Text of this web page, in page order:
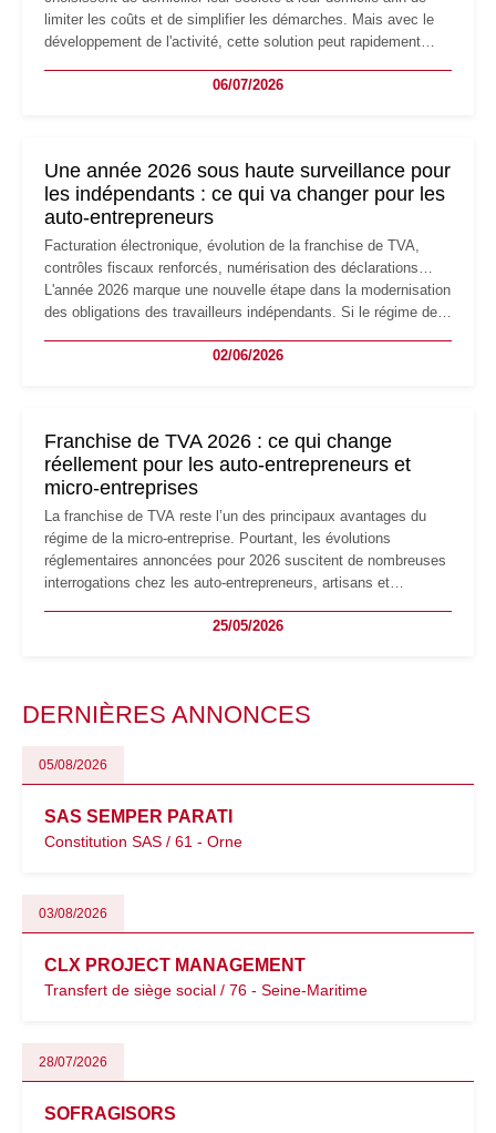
limiter les coûts et de simplifier les démarches. Mais avec le
développement de l'activité, cette solution peut rapidement
professionnels, recrutement, image de marque… Le
06/07/2026
Une année 2026 sous haute surveillance pour
les indépendants : ce qui va changer pour les
auto-entrepreneurs
Facturation électronique, évolution de la franchise de TVA,
contrôles fiscaux renforcés, numérisation des déclarations…
L'année 2026 marque une nouvelle étape dans la modernisation
des obligations des travailleurs indépendants. Si le régime de
les auto-entrepreneurs devront s'adapter à un environnement
02/06/2026
Franchise de TVA 2026 : ce qui change
réellement pour les auto-entrepreneurs et
micro-entreprises
La franchise de TVA reste l’un des principaux avantages du
régime de la micro-entreprise. Pourtant, les évolutions
réglementaires annoncées pour 2026 suscitent de nombreuses
interrogations chez les auto-entrepreneurs, artisans et
facturation ou risque de bascule vers la TVA : les règles
25/05/2026
DERNIÈRES ANNONCES
05/08/2026
SAS SEMPER PARATI
Constitution SAS / 61 - Orne
03/08/2026
CLX PROJECT MANAGEMENT
Transfert de siège social / 76 - Seine-Maritime
28/07/2026
SOFRAGISORS